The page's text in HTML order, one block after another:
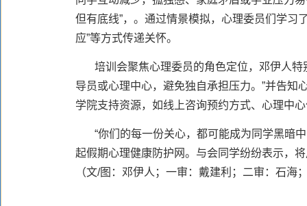
但有底线”，。通过情景模拟，心理委员们学习
应”等方式传递关怀。
培训会聚焦心理委员的角色定位，邓伊人特
导员或心理中心，避免独自承担压力。”并告
学院支持资源，如线上咨询预约方式、心理中
“你们的每一份关心，都可能成为同学黑暗
起假期心理健康防护网。与会同学纷纷表示，
（文/图：邓伊人；一审：戴建利；二审： 石海